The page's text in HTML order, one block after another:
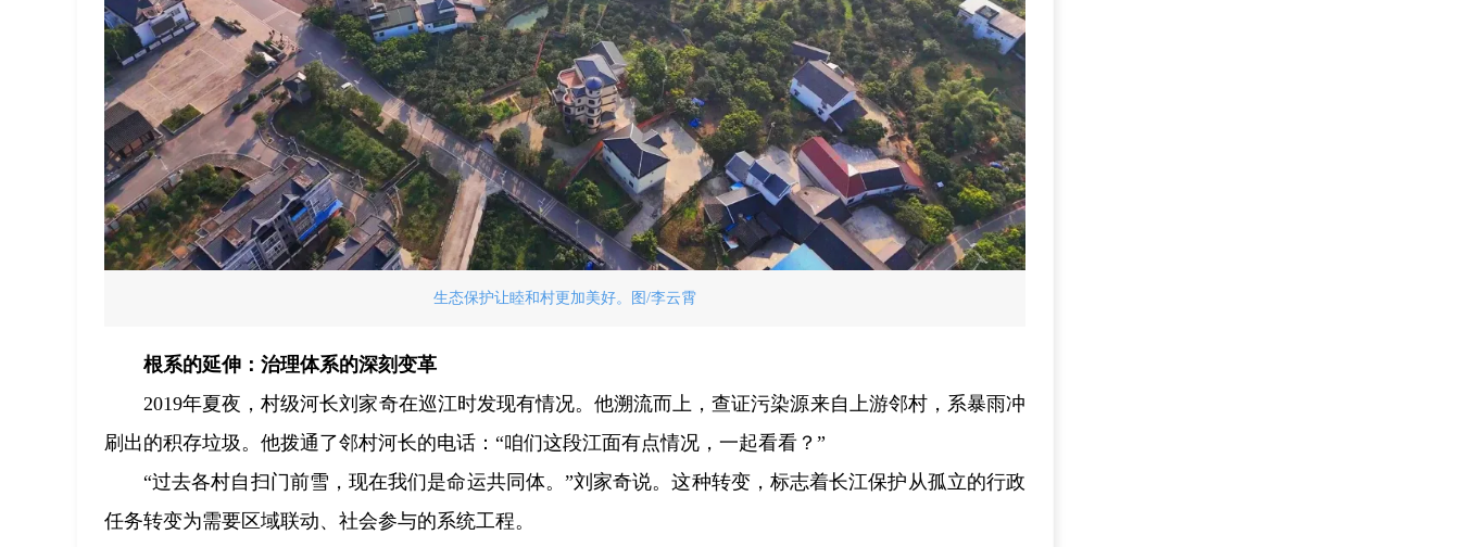
生态保护让睦和村更加美好。图/李云霄
根系的延伸：治理体系的深刻变革
2019年夏夜，村级河长刘家奇在巡江时发现有情况。他溯流而上，查证污染源来自上游邻村，系暴雨冲
刷出的积存垃圾。他拨通了邻村河长的电话：“咱们这段江面有点情况，一起看看？”
“过去各村自扫门前雪，现在我们是命运共同体。”刘家奇说。这种转变，标志着长江保护从孤立的行政
任务转变为需要区域联动、社会参与的系统工程。